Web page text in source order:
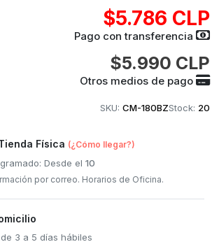
$5.786 CLP
Pago con transferencia
$5.990 CLP
Otros medios de pago
SKU: CM-180BZStock: 20
Física (¿Cómo llegar?)
Desde el10
por correo. Horarios de Oficina.
3 a 5 días hábiles